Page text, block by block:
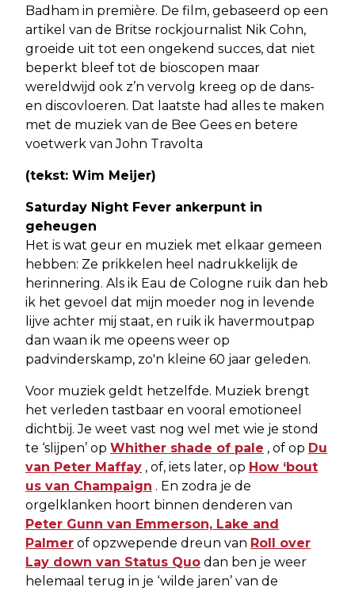
Badham in première. De film, gebaseerd op een
artikel van de Britse rockjournalist Nik Cohn,
groeide uit tot een ongekend succes, dat niet
beperkt bleef tot de bioscopen maar
wereldwijd ook z’n vervolg kreeg op de dans-
en discovloeren. Dat laatste had alles te maken
met de muziek van de Bee Gees en betere
voetwerk van John Travolta
(tekst: Wim Meijer)
Saturday Night Fever ankerpunt in
geheugen
Het is wat geur en muziek met elkaar gemeen
hebben: Ze prikkelen heel nadrukkelijk de
herinnering. Als ik Eau de Cologne ruik dan heb
ik het gevoel dat mijn moeder nog in levende
lijve achter mij staat, en ruik ik havermoutpap
dan waan ik me opeens weer op
padvinderskamp, zo'n kleine 60 jaar geleden.
Voor muziek geldt hetzelfde. Muziek brengt
het verleden tastbaar en vooral emotioneel
dichtbij. Je weet vast nog wel met wie je stond
te ‘slijpen’ op Whither shade of pale , of op Du
van Peter Maffay , of, iets later, op How ‘bout
us van Champaign . En zodra je de
orgelklanken hoort binnen denderen van
Peter Gunn van Emmerson, Lake and
Palmer of opzwepende dreun van Roll over
Lay down van Status Quo dan ben je weer
helemaal terug in je ‘wilde jaren’ van de